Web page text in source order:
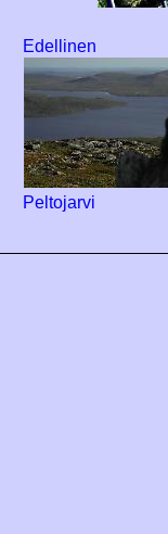
Edellinen
Peltojarvi